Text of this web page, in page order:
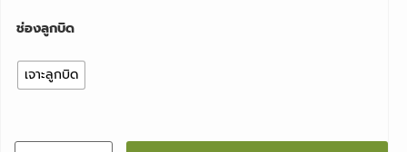
ช่องลูกบิด
เจาะลูกบิด